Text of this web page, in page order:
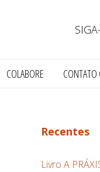
COLABORE
Recentes
Livro A